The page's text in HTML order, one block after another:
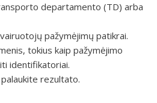
departamento (TD) arba
pažymėjimų patikrai.
tokius kaip pažymėjimo
identifikatoriai.
palaukite rezultato.